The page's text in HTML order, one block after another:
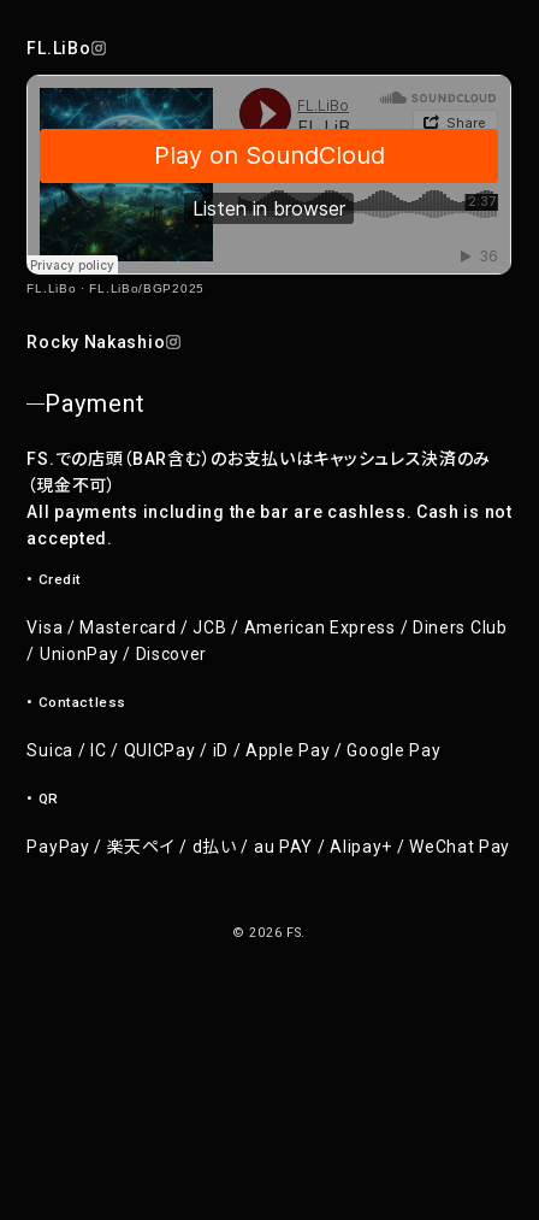
FL.LiBo
FL.LiBo ·FL.LiBo/BGP2025
Rocky Nakashio
Payment
FS.での店頭（BAR含む）のお支払いはキャッシュレス決済のみ
（現金不可）
All payments including the bar are cashless. Cash is not
accepted.
• Credit
Visa / Mastercard / JCB / American Express / Diners Club
/ UnionPay / Discover
• Contactless
Suica / IC / QUICPay / iD / Apple Pay / Google Pay
• QR
PayPay / 楽天ペイ / d払い / au PAY / Alipay+ / WeChat Pay
© 2026 FS.